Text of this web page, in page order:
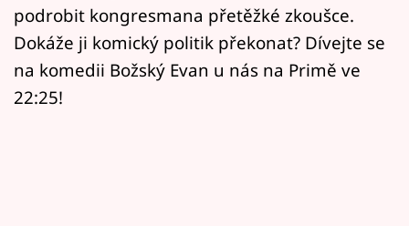
Přihlášení
Sledujte nás
podrobit kongresmana přetěžké zkoušce.
Dokáže ji komický politik překonat? Dívejte se
na komedii Božský Evan u nás na Primě ve
22:25!